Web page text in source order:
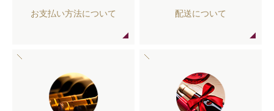
お支払い方法について 配送について